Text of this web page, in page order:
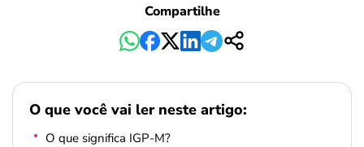
Compartilhe
O que você vai ler neste artigo:
O que significa IGP-M?